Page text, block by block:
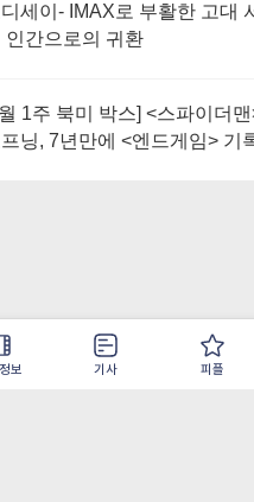
보 기사 피플
세이- IMAX로 부활한 고대
인간으로의 귀환
1주 북미 박스] <스파이더
닝, 7년만에 <엔드게임> 기